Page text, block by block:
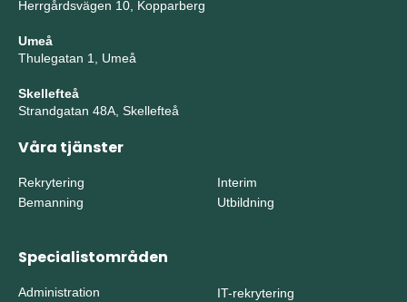
Herrgårdsvägen 10, Kopparberg
Umeå
Thulegatan 1, Umeå
Skellefteå
Strandgatan 48A, Skellefteå
Våra tjänster
Rekrytering
Bemanning
Interim
Utbildning
Specialistområden
Administration
IT-rekrytering